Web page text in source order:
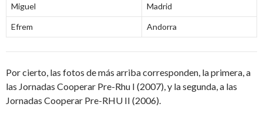
Miguel Madrid
Efrem Andorra
Por cierto, las fotos de más arriba corresponden, la primera, a
las Jornadas Cooperar Pre-Rhu I (2007), y la segunda, a las
Jornadas Cooperar Pre-RHU II (2006).